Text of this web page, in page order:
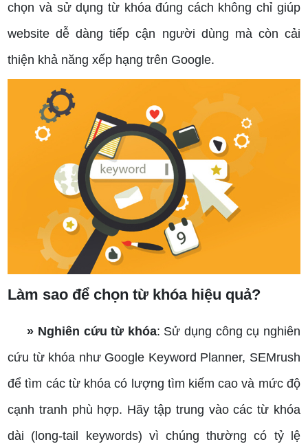
chọn và sử dụng từ khóa đúng cách không chỉ giúp
website dễ dàng tiếp cận người dùng mà còn cải
thiện khả năng xếp hạng trên Google.
Làm sao để chọn từ khóa hiệu quả?
» Nghiên cứu từ khóa: Sử dụng công cụ nghiên
cứu từ khóa như Google Keyword Planner, SEMrush
để tìm các từ khóa có lượng tìm kiếm cao và mức độ
cạnh tranh phù hợp. Hãy tập trung vào các từ khóa
dài (long-tail keywords) vì chúng thường có tỷ lệ